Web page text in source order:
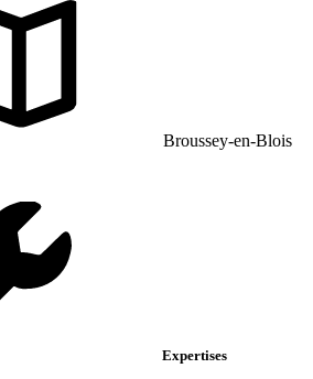
Broussey-en-Blois
Expertises